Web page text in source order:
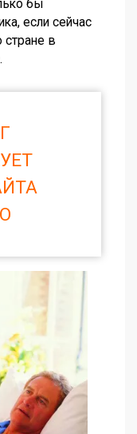
бы
если сейчас
стране в